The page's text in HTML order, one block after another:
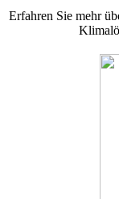
Erfahren Sie mehr